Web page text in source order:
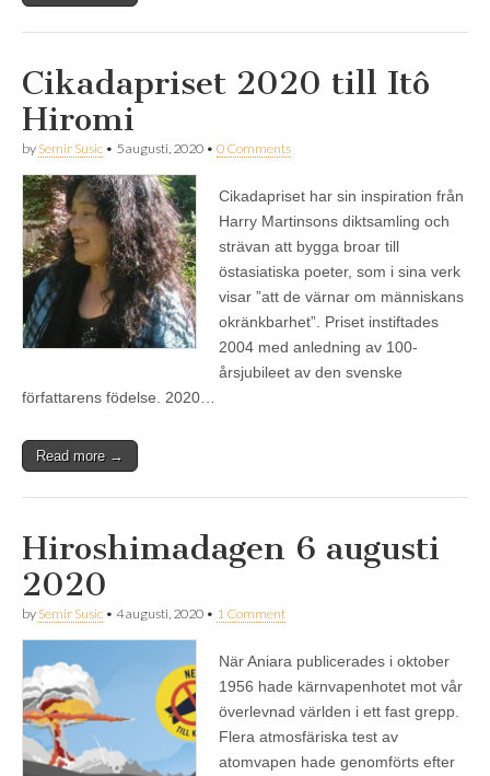
Cikadapriset 2020 till Itô
Hiromi
by Semir Susic • 5 augusti, 2020 • 0 Comments
Cikadapriset har sin inspiration från
Harry Martinsons diktsamling och
strävan att bygga broar till
östasiatiska poeter, som i sina verk
visar ”att de värnar om människans
okränkbarhet”. Priset instiftades
2004 med anledning av 100-
årsjubileet av den svenske
författarens födelse. 2020…
Read more →
Hiroshimadagen 6 augusti
2020
by Semir Susic • 4 augusti, 2020 • 1 Comment
När Aniara publicerades i oktober
1956 hade kärnvapenhotet mot vår
överlevnad världen i ett fast grepp.
Flera atmosfäriska test av
atomvapen hade genomförts efter